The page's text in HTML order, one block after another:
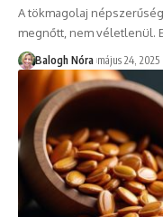
A tökmagolaj
megnőtt, nem véletlenül.
Balogh Nóra május 24, 2025